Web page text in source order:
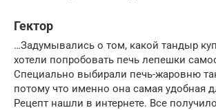
Гектор
…Задумывались о том, какой тандыр
хотели попробовать печь лепешки
Специально выбирали печь-жаровню
потому что именно она самая удобная
Рецепт нашли в интернете. Все